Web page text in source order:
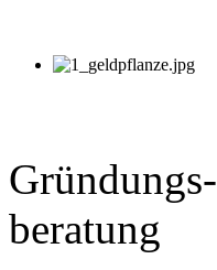
Gründungs-
beratung